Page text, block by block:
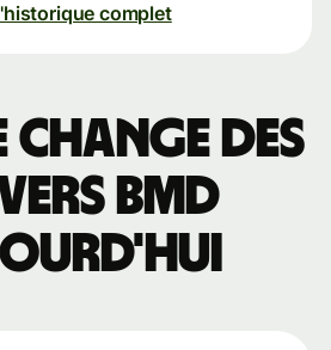
complet
change des
vers BMD